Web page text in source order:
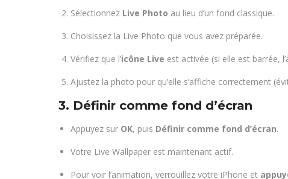
Sélectionnez Live Photo au lieu d’un fond classique.
Choisissez la Live Photo que vous avez préparée.
Vérifiez que l’icône Live est activée (si elle est barrée,
Ajustez la photo pour qu’elle s’affiche correctement
3. Définir comme fond d’écran
Appuyez sur OK, puis Définir comme fond d’écran.
Votre Live Wallpaper est maintenant actif.
Pour voir l’animation, verrouillez votre iPhone et